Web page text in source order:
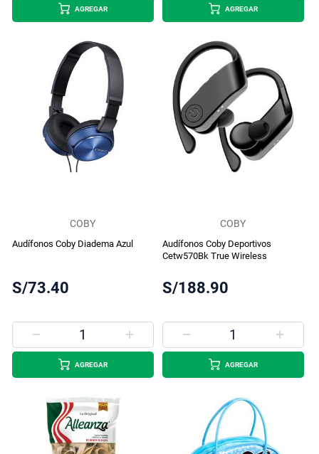
AGREGAR AGREGAR
COBY
Audífonos Coby Diadema Azul
S/73.40
AGREGAR
COBY
Audífonos Coby Deportivos
Cetw570Bk True Wireless
S/188.90
AGREGAR